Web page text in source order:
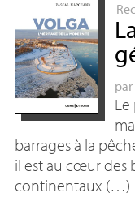
par
Le
barrages à la
il est au cœur des
continentaux (…)